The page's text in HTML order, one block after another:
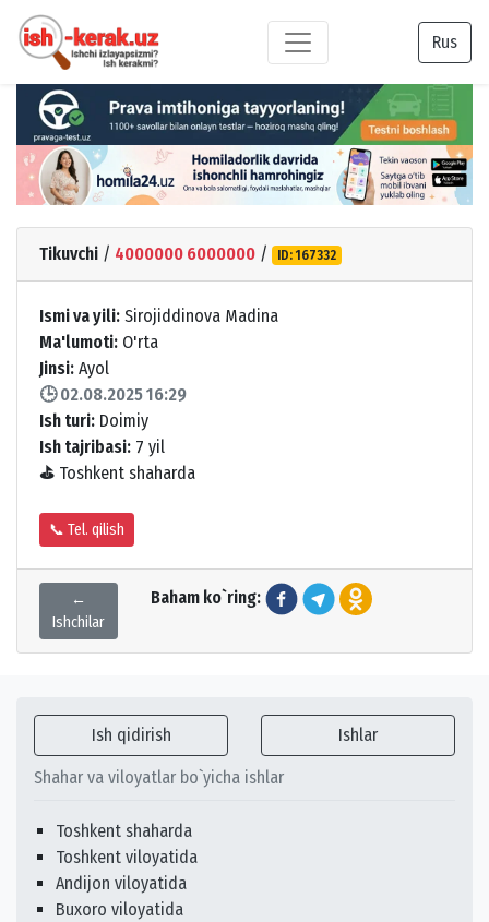
Rus
Tikuvchi / 4000000 6000000 / ID: 167332
Ismi va yili: Sirojiddinova Madina
Ma'lumoti: O'rta
Jinsi: Ayol
🕒 02.08.2025 16:29
Ish turi: Doimiy
Ish tajribasi: 7 yil
⛳ Toshkent shaharda
📞 Tel. qilish
←
Ishchilar
Baham ko`ring:
Ish qidirish Ishlar
Shahar va viloyatlar bo`yicha ishlar
Toshkent shaharda
Toshkent viloyatida
Andijon viloyatida
Buxoro viloyatida